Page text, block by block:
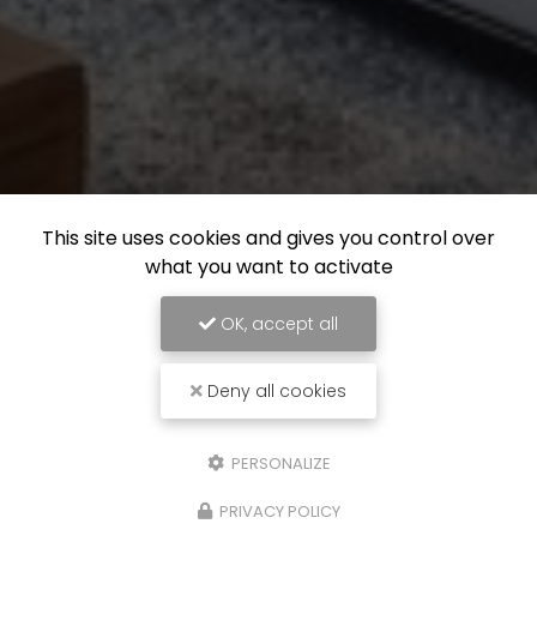
This site uses cookies and gives you control over
what you want to activate
OK, accept all
Deny all cookies
PERSONALIZE
PRIVACY POLICY